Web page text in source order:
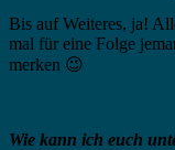
Bis auf Weiteres, ja!
mal für eine Folge
merken 😉
Wie kann ich euch